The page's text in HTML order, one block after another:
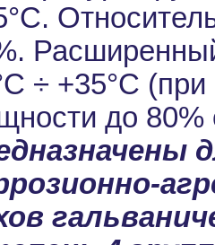
÷ +35°С
до